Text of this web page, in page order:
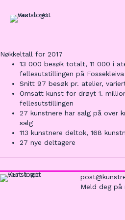
Nøkkeltall for 2017
13 000 besøk totalt, 11 000 i
fellesutstillingen på
Snitt 97 besøk pr. atelier,
Omsatt kunst for drøyt 1.
fellesutstillingen
27 kunstnere har salg på over
salg
113 kunstnere deltok, 168
27 nye deltagere
Meld deg på